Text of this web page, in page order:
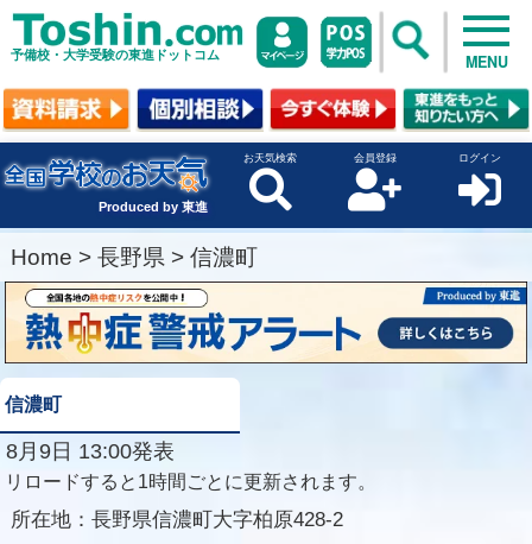
予備校・大学受験の東進ドットコム MENU
Produced by 東進
お天気検索 会員登録 ログイン
Home > 長野県 > 信濃町
信濃町
8月9日 13:00発表
リロードすると1時間ごとに更新されます。
所在地： 長野県信濃町大字柏原428-2